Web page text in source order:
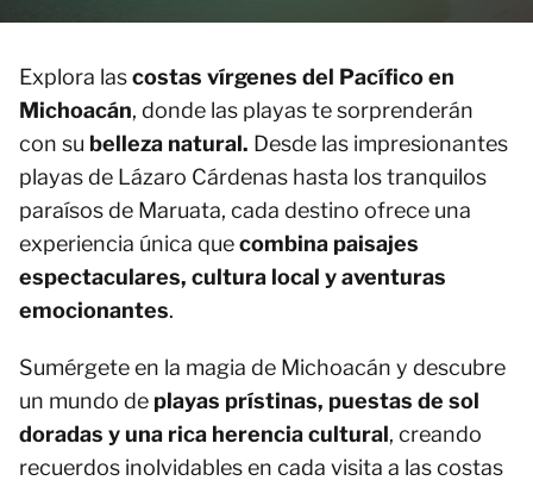
Explora lascostas vírgenes del Pacífico en
Michoacán, donde las playas te sorprenderán
con su belleza natural. Desde las impresionantes
playas de Lázaro Cárdenas hasta los tranquilos
paraísos de Maruata, cada destino ofrece una
experiencia única quecombina paisajes
espectaculares, cultura local y aventuras
emocionantes.
Sumérgete en la magia de Michoacán y descubre
un mundo de playas prístinas, puestas de sol
doradas y una rica herencia cultural, creando
recuerdos inolvidables en cada visita a las costas